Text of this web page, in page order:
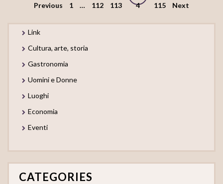
navigation
Previous 1 … 112 113
4
115 Next
Link
Cultura, arte, storia
Gastronomia
Uomini e Donne
Luoghi
Economia
Eventi
CATEGORIES